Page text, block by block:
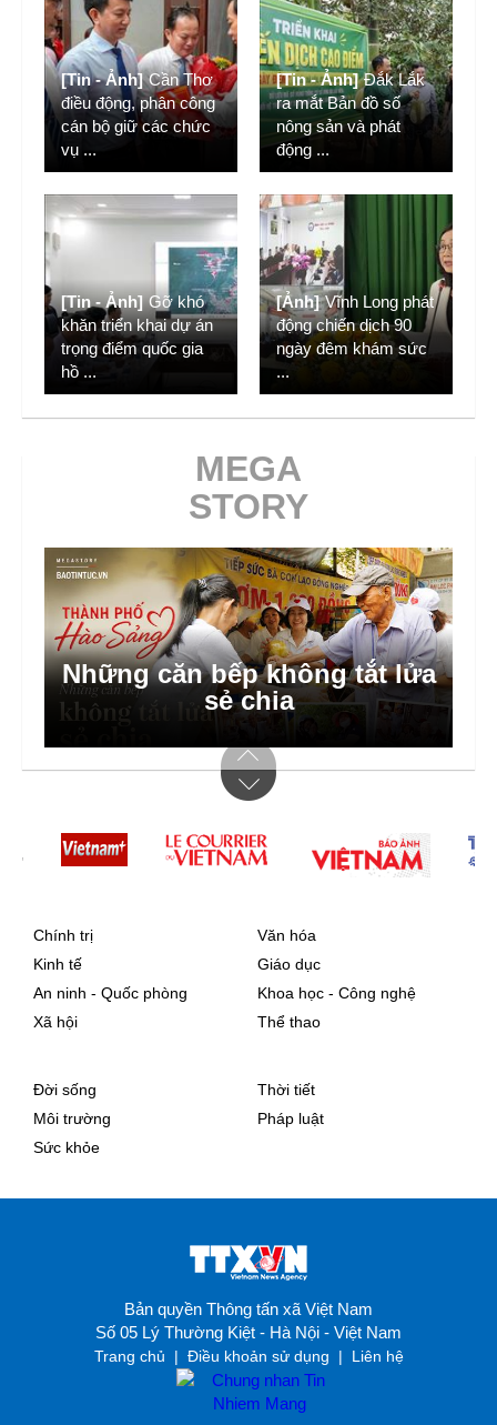
[Tin - Ảnh] Cần Thơ
điều động, phân công
cán bộ giữ các chức
vụ ...
[Tin - Ảnh] Đắk Lắk
ra mắt Bản đồ số
nông sản và phát
động ...
[Tin - Ảnh] Gỡ khó
khăn triển khai dự án
trọng điểm quốc gia
hồ ...
[Ảnh] Vĩnh Long phát
động chiến dịch 90
ngày đêm khám sức
...
MEGA
STORY
Bước nhảy số ở thôn bản
Chính trị
Kinh tế
An ninh - Quốc phòng
Xã hội
Văn hóa
Giáo dục
Khoa học - Công nghệ
Thể thao
Đời sống
Môi trường
Sức khỏe
Thời tiết
Pháp luật
Bản quyền Thông tấn xã Việt Nam
Số 05 Lý Thường Kiệt - Hà Nội - Việt Nam
Trang chủ | Điều khoản sử dụng | Liên hệ